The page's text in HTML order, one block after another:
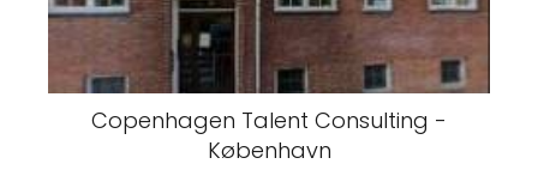
Copenhagen Talent Consulting -
København